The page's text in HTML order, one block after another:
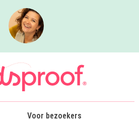
Voor bezoekers